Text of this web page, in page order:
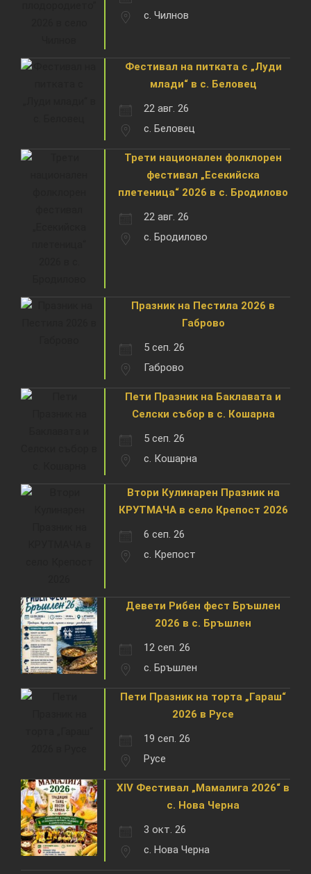
с. Чилнов
Фестивал на питката с „Луди
млади“ в с. Беловец
22 авг. 26
с. Беловец
Трети национален фолклорен
фестивал „Есекийска
плетеница“ 2026 в с. Бродилово
22 авг. 26
с. Бродилово
Празник на Пестила 2026 в
Габрово
5 сеп. 26
Габрово
Пети Празник на Баклавата и
Селски събор в с. Кошарна
5 сеп. 26
с. Кошарна
Втори Кулинарен Празник на
КРУТМАЧА в село Крепост 2026
6 сеп. 26
с. Крепост
Девети Рибен фест Бръшлен
2026 в с. Бръшлен
12 сеп. 26
с. Бръшлен
Пети Празник на торта „Гараш“
2026 в Русе
19 сеп. 26
Русе
XIV Фестивал „Мамалига 2026“ в
с. Нова Черна
3 окт. 26
с. Нова Черна